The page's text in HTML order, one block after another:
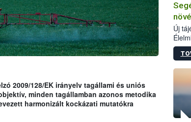
2009/128/EK irányelv tagállami és uniós
minden tagállamban azonos metodika
harmonizált kockázati mutatókra
Új